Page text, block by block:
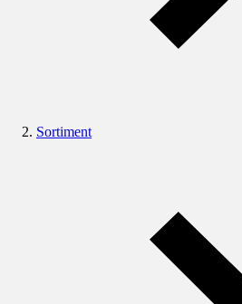
Sortiment